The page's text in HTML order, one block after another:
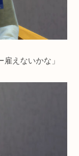
えないかな」